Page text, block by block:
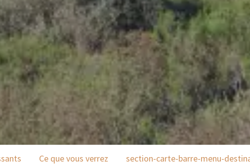
Ce que vous verrez section-carte-barre-menu-